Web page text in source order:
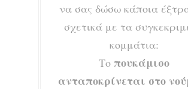
να σας δώσω κάποια
σχετικά με τα
κομμάτια:
Το πουκάμισο
ανταποκρίνεται στο